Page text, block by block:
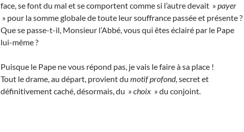
face, se font du mal et se comportent comme si l’autre devait »payer
» pour la somme globale de toute leur souffrance passée et présente ?
Que se passe-t-il, Monsieur l’Abbé, vous qui êtes éclairé par le Pape
lui-même ?
Puisque le Pape ne vous répond pas, je vais le faire à sa place !
Tout le drame, au départ, provient du motif profond, secret et
définitivement caché, désormais, du »choix » du conjoint.